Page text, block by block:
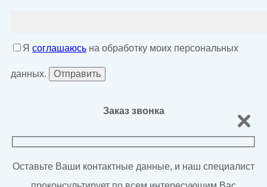
Я соглашаюсь на обработку моих персональных
данных.
Заказ звонка
Оставьте Ваши контактные данные, и наш специалист